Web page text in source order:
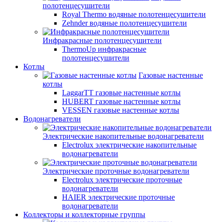
полотенцесушители
Royal Thermo водяные полотенцесушители
Zehnder водяные полотенцесушители
Инфракрасные полотенцесушители
ThermoUp инфракрасные
полотенцесушители
Котлы
Газовые настенные
котлы
LaggarTT газовые настенные котлы
HUBERT газовые настенные котлы
VESSEN газовые настенные котлы
Водонагреватели
Электрические накопительные водонагреватели
Electrolux электрические накопительные
водонагреватели
Электрические проточные водонагреватели
Electrolux электрические проточные
водонагреватели
HAIER электрические проточные
водонагреватели
Коллекторы и коллекторные группы